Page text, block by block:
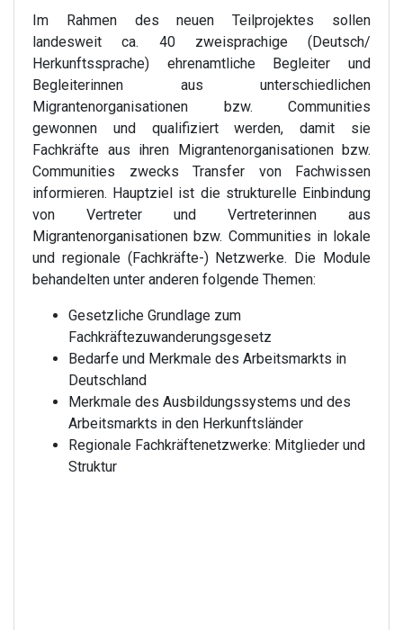
Im Rahmen des neuen Teilprojektes sollen
landesweit ca. 40 zweisprachige (Deutsch/
Herkunftssprache) ehrenamtliche Begleiter und
Begleiterinnen aus unterschiedlichen
Migrantenorganisationen bzw. Communities
gewonnen und qualifiziert werden, damit sie
Fachkräfte aus ihren Migrantenorganisationen bzw.
Communities zwecks Transfer von Fachwissen
informieren. Hauptziel ist die strukturelle Einbindung
von Vertreter und Vertreterinnen aus
Migrantenorganisationen bzw. Communities in lokale
und regionale (Fachkräfte-) Netzwerke. Die Module
behandelten unter anderen folgende Themen:
Gesetzliche Grundlage zum
Fachkräftezuwanderungsgesetz
Bedarfe und Merkmale des Arbeitsmarkts in
Deutschland
Merkmale des Ausbildungssystems und des
Arbeitsmarkts in den Herkunftsländer
Regionale Fachkräftenetzwerke: Mitglieder und
Struktur